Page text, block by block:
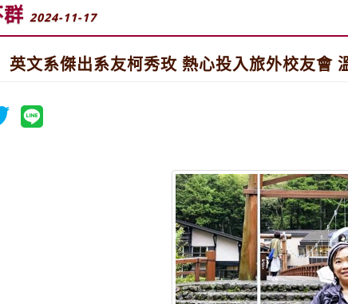
2024-11-17
英文系傑出系友柯秀玫 熱心投入旅外校友會